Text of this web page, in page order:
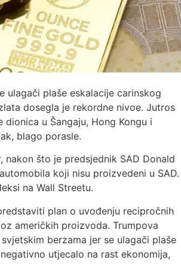
ulagači plaše eskalacije carinskog
dosegla je rekordne nivoe. Jutros
u Šangaju, Hong Kongu i
blago porasle.
što je predsjednik SAD Donald
koji nisu proizvedeni u SAD.
na Wall Streetu.
plan o uvođenju recipročnih
američkih proizvoda. Trumpova
berzama jer se ulagači plaše
utjecalo na rast ekonomija,